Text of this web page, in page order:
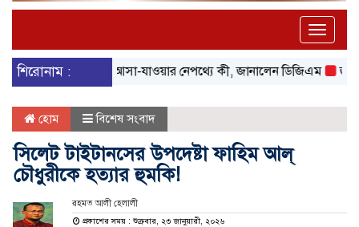
Toggle
শিরোনাম :
জকিগঞ্জে বিদ্যুৎ আসা-যাওয়ার নেপথ্যে কী, জানালেন ডিজিএম জকিগঞ্জে
হোম বিশেষ সংবাদ
সিলেট টাইটানসের উপদেষ্টা ফাহিম আল্
চৌধুরীকে হত্যার হুমকি!
রহমত আলী হেলালী
প্রকাশের সময় : শুক্রবার, ২৩ জানুয়ারী, ২০২৬